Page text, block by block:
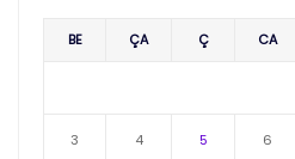
BE ÇA Ç CA
3 4 5 6